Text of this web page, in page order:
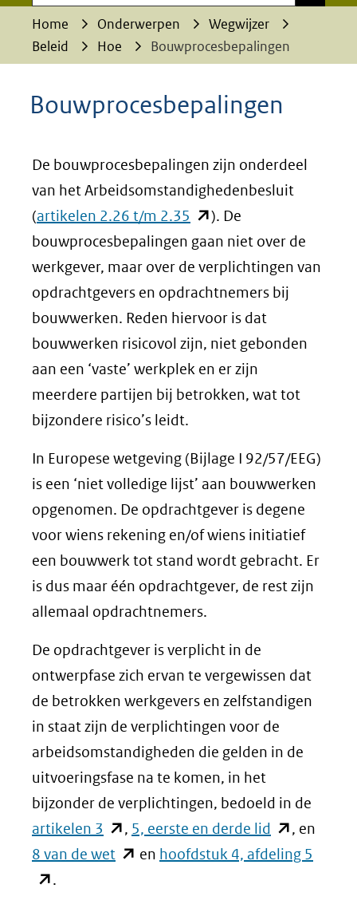
Home Onderwerpen
Wegwijzer
Beleid
Hoe Bouwprocesbepalingen
Bouwprocesbepalingen
De bouwprocesbepalingen zijn onderdeel
van het Arbeidsomstandighedenbesluit
(artikelen 2.26 t/m 2.35 (opent
in
nieuw
venster)
(verwijst
naar
een
andere
). De
bouwprocesbepalingen gaan niet over de
werkgever, maar over de verplichtingen van
opdrachtgevers en opdrachtnemers bij
bouwwerken. Reden hiervoor is dat
bouwwerken risicovol zijn, niet gebonden
aan een ‘vaste’ werkplek en er zijn
meerdere partijen bij betrokken, wat tot
bijzondere risico’s leidt.
In Europese wetgeving (Bijlage I 92/57/EEG)
is een ‘niet volledige lijst’ aan bouwwerken
opgenomen. De opdrachtgever is degene
voor wiens rekening en/of wiens initiatief
een bouwwerk tot stand wordt gebracht. Er
is dus maar één opdrachtgever, de rest zijn
allemaal opdrachtnemers.
De opdrachtgever is verplicht in de
ontwerpfase zich ervan te vergewissen dat
de betrokken werkgevers en zelfstandigen
in staat zijn de verplichtingen voor de
arbeidsomstandigheden die gelden in de
uitvoeringsfase na te komen, in het
bijzonder de verplichtingen, bedoeld in de
artikelen 3 (opent
in
, 5, eerste en derde lid (opent
in
, en
8 van de wet (opent
en hoofdstuk 4, afdeling 5
.